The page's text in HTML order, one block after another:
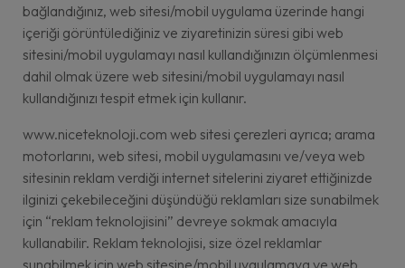
bağlandığınız, web sitesi/mobil uygulama üzerinde hangi
içeriği görüntülediğiniz ve ziyaretinizin süresi gibi web
sitesini/mobil uygulamayı nasıl kullandığınızın ölçümlenmesi
dahil olmak üzere web sitesini/mobil uygulamayı nasıl
kullandığınızı tespit etmek için kullanır.
www.niceteknoloji.com web sitesi çerezleri ayrıca; arama
motorlarını, web sitesi, mobil uygulamasını ve/veya web
sitesinin reklam verdiği internet sitelerini ziyaret ettiğinizde
ilginizi çekebileceğini düşündüğü reklamları size sunabilmek
için “reklam teknolojisini” devreye sokmak amacıyla
kullanabilir. Reklam teknolojisi, size özel reklamlar
sunabilmek için web sitesine/mobil uygulamaya ve web